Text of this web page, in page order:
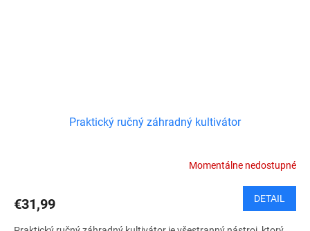
Praktický ručný záhradný kultivátor
Momentálne nedostupné
€31,99 DETAIL